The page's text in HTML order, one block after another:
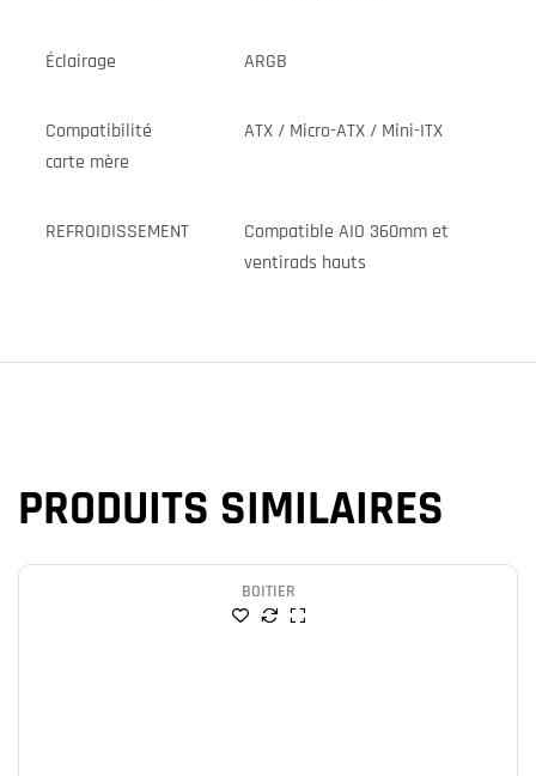
Éclairage ARGB
Compatibilité
carte mère
ATX / Micro-ATX / Mini-ITX
REFROIDISSEMENT
Compatible AIO 360mm et
ventirads hauts
PRODUITS SIMILAIRES
BOITIER